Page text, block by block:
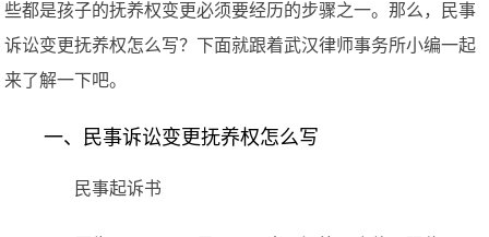
些都是孩子的抚养权变更必须要经历的步骤之一。那么，民事
诉讼变更抚养权怎么写？下面就跟着武汉律师事务所小编一起
来了解一下吧。
一、民事诉讼变更抚养权怎么写
民事起诉书